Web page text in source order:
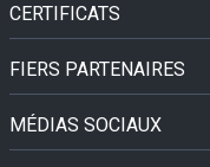
CERTIFICATS
FIERS PARTENAIRES
MÉDIAS SOCIAUX